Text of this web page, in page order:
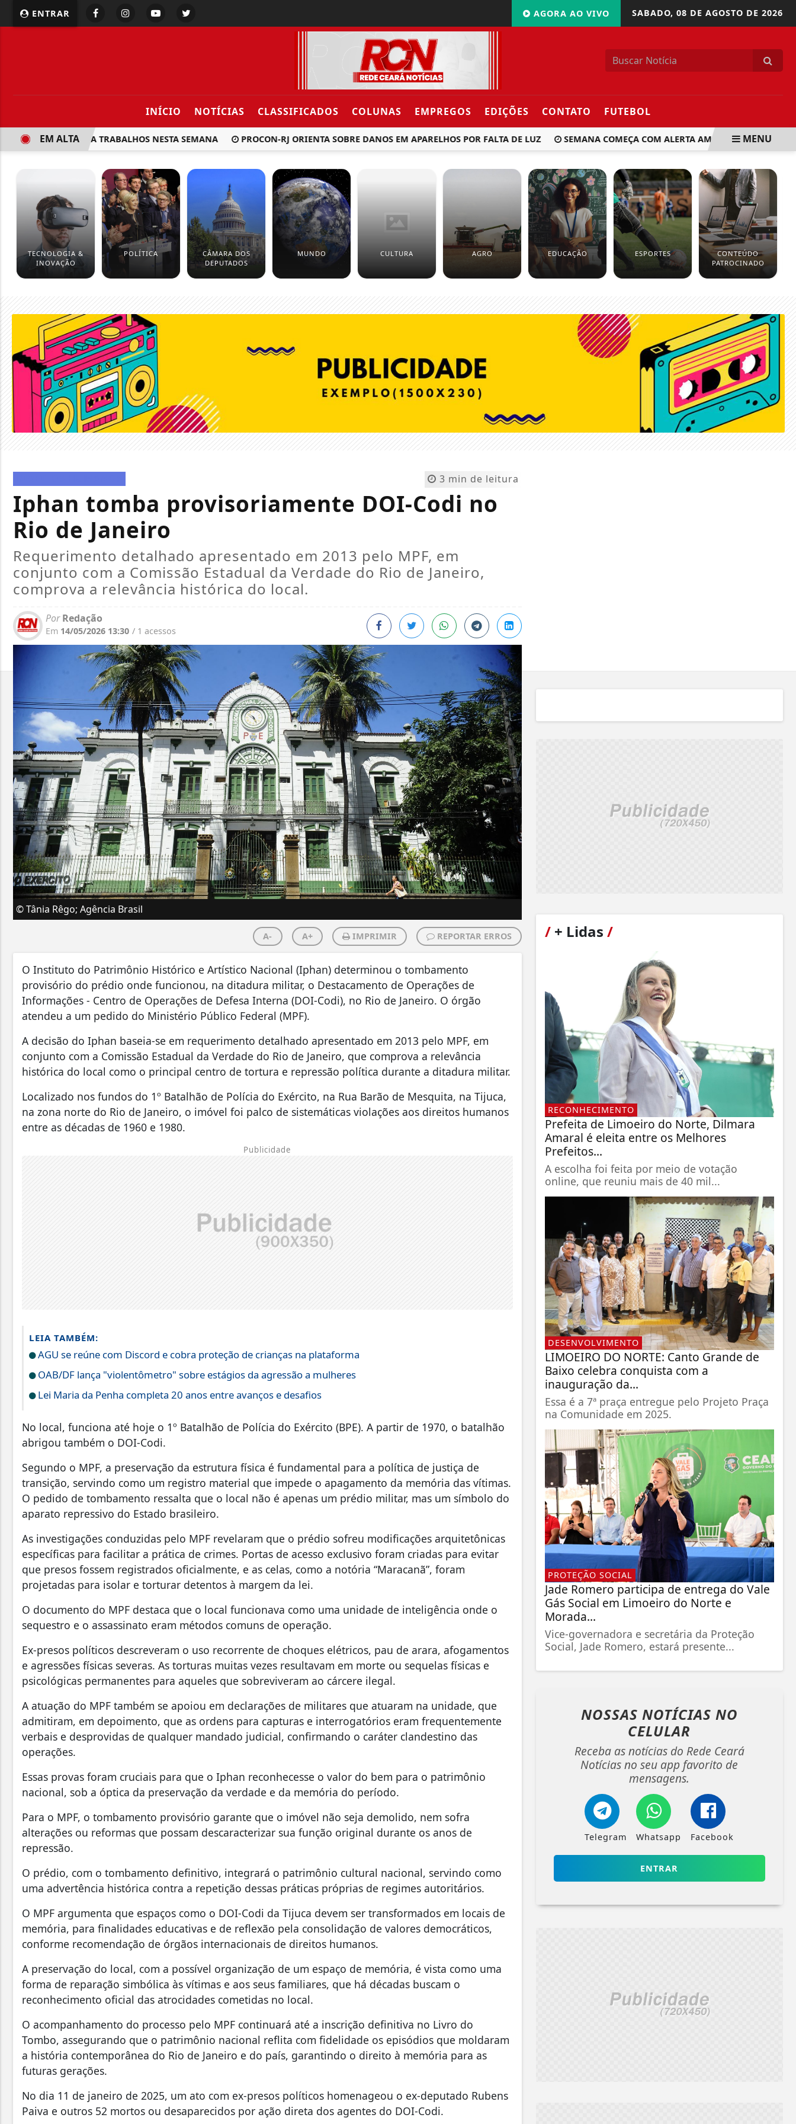
ENTRAR SABADO, 08 DE AGOSTO DE 2026
AGORA AO VIVO
INÍCIO NOTÍCIAS CLASSIFICADOS COLUNAS EMPREGOS EDIÇÕES CONTATO FUTEBOL
RETOMA TRABALHOS NESTA SEMANA PROCON-RJ ORIENTA SOBRE DANOS EM APARELHOS POR FALTA DE LUZ SEMANA COMEÇA COM ALERTA AMARELO PARA
EM ALTA MENU
TECNOLOGIA &
INOVAÇÃO
POLÍTICA
CÂMARA DOS
DEPUTADOS
MUNDO CULTURA AGRO EDUCAÇÃO ESPORTES
CONTEÚDO
PATROCINADO
3 min de leitura
Iphan tomba provisoriamente DOI-Codi no
Rio de Janeiro
Requerimento detalhado apresentado em 2013 pelo MPF, em
conjunto com a Comissão Estadual da Verdade do Rio de Janeiro,
comprova a relevância histórica do local.
PorRedação
Em 14/05/2026 13:30 / 1 acessos
© Tânia Rêgo; Agência Brasil
A- A+ IMPRIMIR REPORTAR ERROS
O Instituto do Patrimônio Histórico e Artístico Nacional (Iphan) determinou o tombamento
provisório do prédio onde funcionou, na ditadura militar, o Destacamento de Operações de
Informações - Centro de Operações de Defesa Interna (DOI-Codi), no Rio de Janeiro. O órgão
atendeu a um pedido do Ministério Público Federal (MPF).
A decisão do Iphan baseia-se em requerimento detalhado apresentado em 2013 pelo MPF, em
conjunto com a Comissão Estadual da Verdade do Rio de Janeiro, que comprova a relevância
histórica do local como o principal centro de tortura e repressão política durante a ditadura militar.
Localizado nos fundos do 1º Batalhão de Polícia do Exército, na Rua Barão de Mesquita, na Tijuca,
na zona norte do Rio de Janeiro, o imóvel foi palco de sistemáticas violações aos direitos humanos
entre as décadas de 1960 e 1980.
Publicidade
LEIA TAMBÉM:
AGU se reúne com Discord e cobra proteção de crianças na plataforma
OAB/DF lança "violentômetro" sobre estágios da agressão a mulheres
Lei Maria da Penha completa 20 anos entre avanços e desafios
No local, funciona até hoje o 1º Batalhão de Polícia do Exército (BPE). A partir de 1970, o batalhão
abrigou também o DOI-Codi.
Segundo o MPF, a preservação da estrutura física é fundamental para a política de justiça de
transição, servindo como um registro material que impede o apagamento da memória das vítimas.
O pedido de tombamento ressalta que o local não é apenas um prédio militar, mas um símbolo do
aparato repressivo do Estado brasileiro.
As investigações conduzidas pelo MPF revelaram que o prédio sofreu modificações arquitetônicas
específicas para facilitar a prática de crimes. Portas de acesso exclusivo foram criadas para evitar
que presos fossem registrados oficialmente, e as celas, como a notória “Maracanã”, foram
projetadas para isolar e torturar detentos à margem da lei.
O documento do MPF destaca que o local funcionava como uma unidade de inteligência onde o
sequestro e o assassinato eram métodos comuns de operação.
Ex-presos políticos descreveram o uso recorrente de choques elétricos, pau de arara, afogamentos
e agressões físicas severas. As torturas muitas vezes resultavam em morte ou sequelas físicas e
psicológicas permanentes para aqueles que sobreviveram ao cárcere ilegal.
A atuação do MPF também se apoiou em declarações de militares que atuaram na unidade, que
admitiram, em depoimento, que as ordens para capturas e interrogatórios eram frequentemente
verbais e desprovidas de qualquer mandado judicial, confirmando o caráter clandestino das
operações.
Essas provas foram cruciais para que o Iphan reconhecesse o valor do bem para o patrimônio
nacional, sob a óptica da preservação da verdade e da memória do período.
Para o MPF, o tombamento provisório garante que o imóvel não seja demolido, nem sofra
alterações ou reformas que possam descaracterizar sua função original durante os anos de
repressão.
O prédio, com o tombamento definitivo, integrará o patrimônio cultural nacional, servindo como
uma advertência histórica contra a repetição dessas práticas próprias de regimes autoritários.
O MPF argumenta que espaços como o DOI-Codi da Tijuca devem ser transformados em locais de
memória, para finalidades educativas e de reflexão pela consolidação de valores democráticos,
conforme recomendação de órgãos internacionais de direitos humanos.
A preservação do local, com a possível organização de um espaço de memória, é vista como uma
forma de reparação simbólica às vítimas e aos seus familiares, que há décadas buscam o
reconhecimento oficial das atrocidades cometidas no local.
O acompanhamento do processo pelo MPF continuará até a inscrição definitiva no Livro do
Tombo, assegurando que o patrimônio nacional reflita com fidelidade os episódios que moldaram
a história contemporânea do Rio de Janeiro e do país, garantindo o direito à memória para as
futuras gerações.
No dia 11 de janeiro de 2025, um ato com ex-presos políticos homenageou o ex-deputado Rubens
Paiva e outros 52 mortos ou desaparecidos por ação direta dos agentes do DOI-Codi.
/+ Lidas /
RECONHECIMENTO
Prefeita de Limoeiro do Norte, Dilmara
Amaral é eleita entre os Melhores
Prefeitos...
A escolha foi feita por meio de votação
online, que reuniu mais de 40 mil...
DESENVOLVIMENTO
LIMOEIRO DO NORTE: Canto Grande de
Baixo celebra conquista com a
inauguração da...
Essa é a 7ª praça entregue pelo Projeto Praça
na Comunidade em 2025.
PROTEÇÃO SOCIAL
Jade Romero participa de entrega do Vale
Gás Social em Limoeiro do Norte e
Morada...
Vice-governadora e secretária da Proteção
Social, Jade Romero, estará presente...
NOSSAS NOTÍCIAS NO
CELULAR
Receba as notícias do Rede Ceará
Notícias no seu app favorito de
mensagens.
Telegram Whatsapp Facebook
ENTRAR